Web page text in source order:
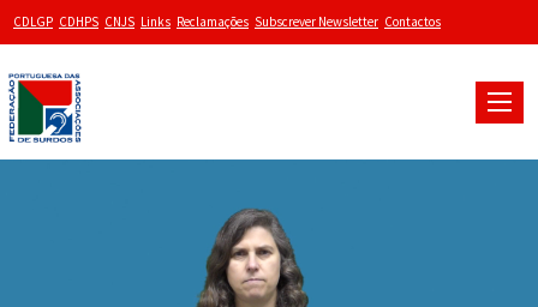
CDLGP CDHPS CNJS Links Reclamações Subscrever Newsletter Contactos
Toggle